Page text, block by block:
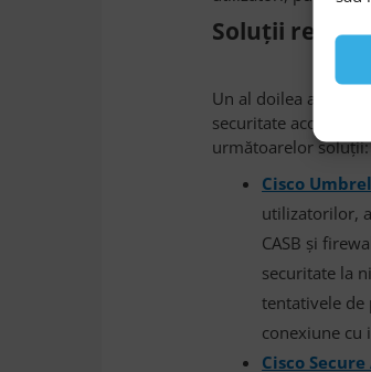
Soluţii
Un al doilea avantaj
securitate acoperă
următoarelor soluții:
Cisco
utilizatorilor,
CASB și
securitate la
tentativele de
conexiune
Cisco